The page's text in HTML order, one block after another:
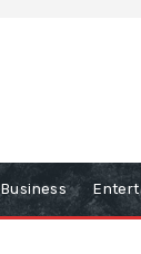
Business